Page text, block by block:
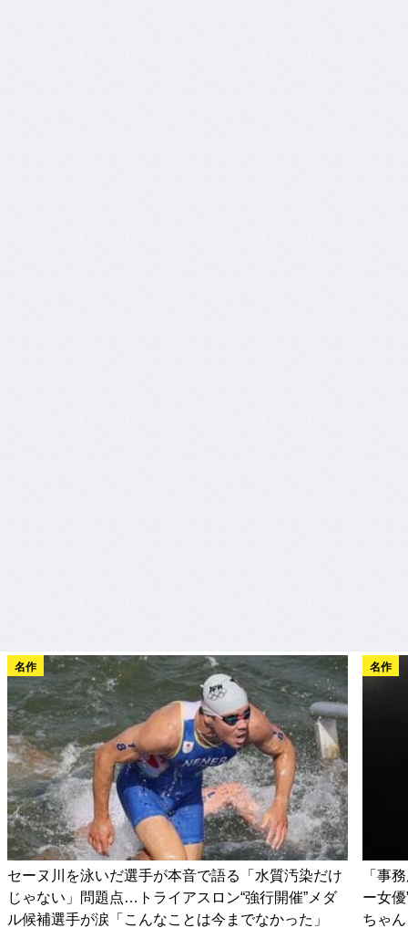
名作
セーヌ川を泳いだ選手が本音で語る「水質汚染だけ
じゃない」問題点…トライアスロン“強行開催”メダ
ル候補選手が涙「こんなことは今までなかった」
名作
「事
ー女
ちゃ